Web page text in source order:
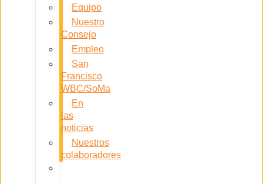
Equipo
Nuestro
Consejo
Empleo
San
Francisco
WBC/SoMa
En
las
noticias
Nuestros
colaboradores